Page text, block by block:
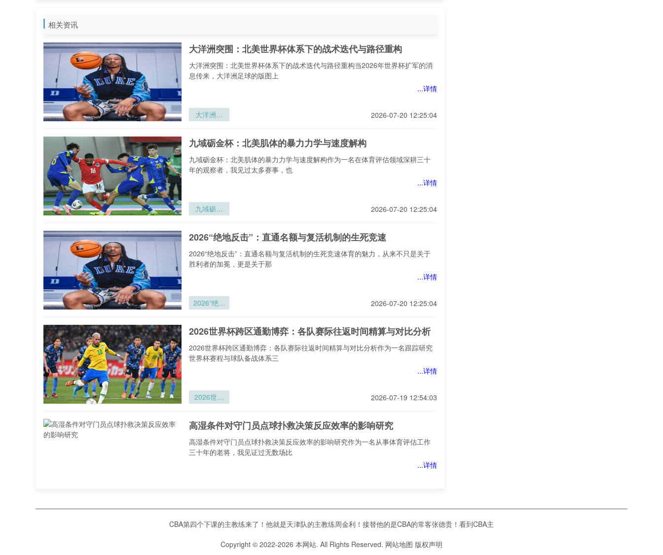
相关资讯
大洋洲突围：北美世界杯体系下的战术迭代与路径重构
大洋洲突围：北美世界杯体系下的战术迭代与路径重构当2026年世界杯扩军的消
息传来，大洋洲足球的版图上
...详情
大洋洲突
的战术迭代
与路径重构
2026-07-20 12:25:04
九域砺金杯：北美肌体的暴力力学与速度解构
九域砺金杯：北美肌体的暴力力学与速度解构作为一名在体育评估领域深耕三十
年的观察者，我见过太多赛事，也
...详情
九域砺金
学与速度解
构
2026-07-20 12:25:04
2026“绝地反击”：直通名额与复活机制的生死竞速
2026“绝地反击”：直通名额与复活机制的生死竞速体育的魅力，从来不只是关于
胜利者的加冕，更是关于那
...详情
2026“绝地
活机制的生
死竞速
2026-07-20 12:25:04
2026世界杯跨区通勤博弈：各队赛际往返时间精算与对比分析
2026世界杯跨区通勤博弈：各队赛际往返时间精算与对比分析作为一名跟踪研究
世界杯赛程与球队备战体系三
...详情
2026世界
赛际往返时
间精算与对
比分析
2026-07-19 12:54:03
高湿条件对守门员点球扑救决策反应效率的影响研究
高湿条件对守门员点球扑救决策反应效率的影响研究作为一名从事体育评估工作
三十年的老将，我见证过无数场比
...详情
扑救决策反
应效率的影
横跨六千公里的绿茵商道：2026世界杯北美经济账
将由美国、加拿大和墨西
CBA第四个下课的主教练来了！他就是天津队的主教练周金利！接替他的是CBA的常客张德贵！看到CBA主
Copyright © 2022-2026 本网站. All Rights Reserved. 网站地图 版权声明